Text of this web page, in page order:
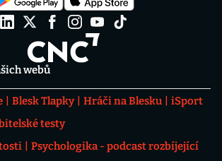
webů
Blesk Tlapky Hráči na Blesku
iSport
testy
Psychologika - podcast rozbíjející